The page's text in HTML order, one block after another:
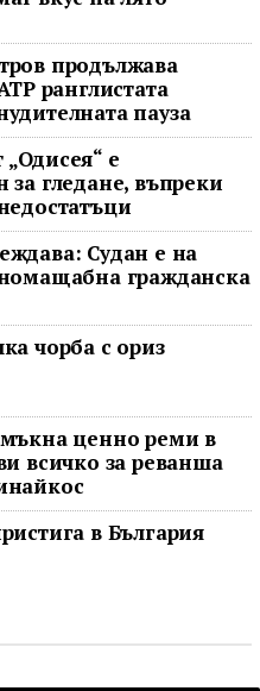
продължава
ранглистата
пауза
е
за гледане, въпреки
Судан е на
гражданска
чорба с ориз
ценно реми в
всичко за реванша
в България